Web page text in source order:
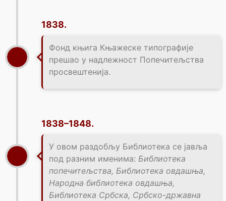
1838.
Фонд књига Књажеске типографије
прешао у надлежност Попечитељства
просвештенија.
1838–1848.
У овом раздобљу Библиотека се јавља
под разним именима: Библиотека
попечитељства, Библиотека овдашња,
Народна библиотека овдашња,
Библиотека Србска, Србско-државна